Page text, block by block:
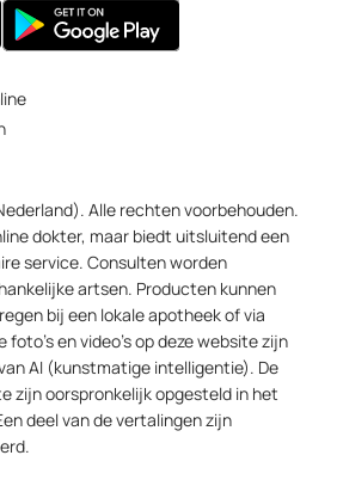
Alle rechten voorbehouden.
dokter, maar biedt uitsluitend een
service. Consulten worden
artsen. Producten kunnen
bij een lokale apotheek of via
en video’s op deze website zijn
AI (kunstmatige intelligentie). De
zijn oorspronkelijk opgesteld in het
deel van de vertalingen zijn